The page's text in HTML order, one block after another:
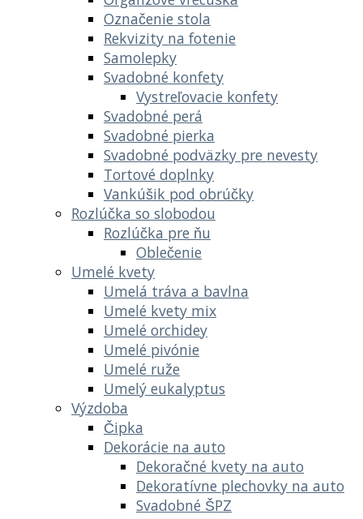
Označenie stola
Rekvizity na fotenie
Samolepky
Svadobné konfety
Vystreľovacie konfety
Svadobné perá
Svadobné pierka
Svadobné podväzky pre nevesty
Tortové doplnky
Vankúšik pod obrúčky
Rozlúčka so slobodou
Rozlúčka pre ňu
Oblečenie
Umelé kvety
Umelá tráva a bavlna
Umelé kvety mix
Umelé orchidey
Umelé pivónie
Umelé ruže
Umelý eukalyptus
Výzdoba
Čipka
Dekorácie na auto
Dekoračné kvety na auto
Dekoratívne plechovky na auto
Svadobné ŠPZ